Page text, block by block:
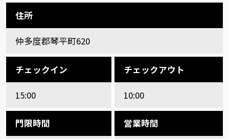
住所
仲多度郡琴平町620
チェックイン
15:00
チェックアウト
10:00
門限時間 営業時間